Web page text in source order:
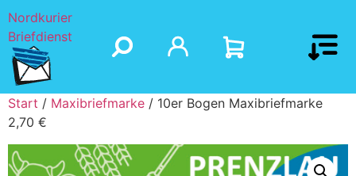
Nordkurier
Briefdienst
Start / Maxibriefmarke / 10er Bogen Maxibriefmarke
2,70 €